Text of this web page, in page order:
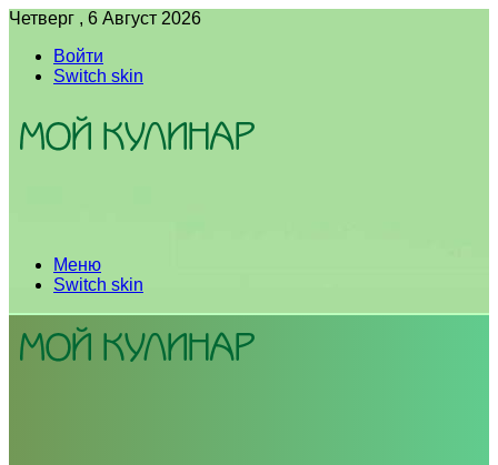
Четверг , 6 Август 2026
Войти
Switch skin
Меню
Switch skin